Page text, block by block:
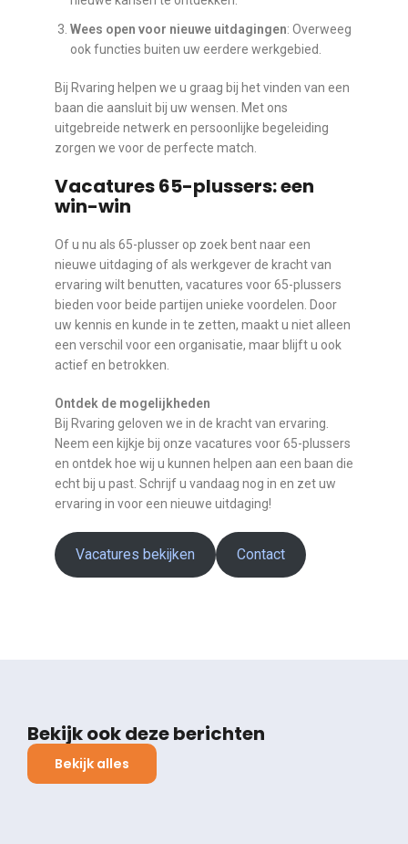
Wees open voor nieuwe uitdagingen: Overweeg
ook functies buiten uw eerdere werkgebied.
Bij Rvaring helpen we u graag bij het vinden van een
baan die aansluit bij uw wensen. Met ons
uitgebreide netwerk en persoonlijke begeleiding
zorgen we voor de perfecte match.
Vacatures 65-plussers: een
win-win
Of u nu als 65-plusser op zoek bent naar een
nieuwe uitdaging of als werkgever de kracht van
ervaring wilt benutten, vacatures voor 65-plussers
bieden voor beide partijen unieke voordelen. Door
uw kennis en kunde in te zetten, maakt u niet alleen
een verschil voor een organisatie, maar blijft u ook
actief en betrokken.
Ontdek de mogelijkheden
Bij Rvaring geloven we in de kracht van ervaring.
Neem een kijkje bij onze vacatures voor 65-plussers
en ontdek hoe wij u kunnen helpen aan een baan die
echt bij u past. Schrijf u vandaag nog in en zet uw
ervaring in voor een nieuwe uitdaging!
Vacatures bekijken Contact
Bekijk ook deze berichten
Bekijk alles